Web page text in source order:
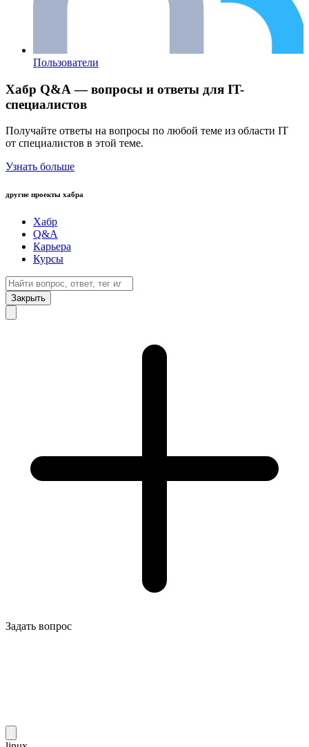
Пользователи
Хабр Q&A — вопросы и ответы для IT-
специалистов
Получайте ответы на вопросы по любой теме из области IT
от специалистов в этой теме.
Узнать больше
другие проекты хабра
Хабр
Q&A
Карьера
Курсы
Закрыть
Задать вопрос